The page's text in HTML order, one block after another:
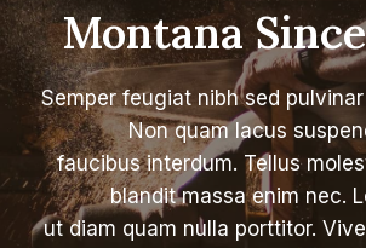
Montana
Semper feugiat nibh sed
Non quam lacus
faucibus interdum. Tellus
blandit massa enim nec.
ut diam quam nulla porttitor.